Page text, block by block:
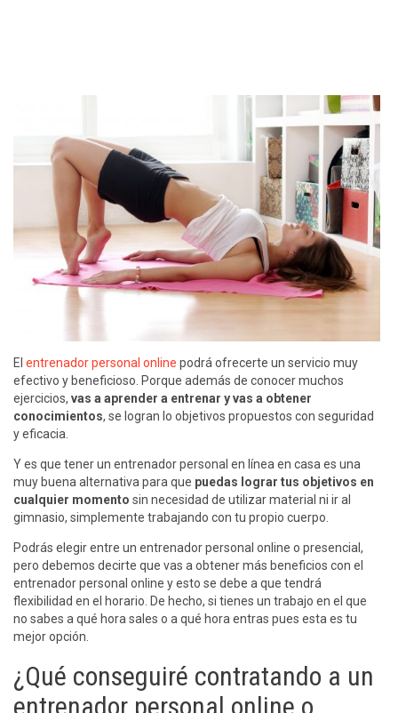
El entrenador personal online podrá ofrecerte un servicio muy
efectivo y beneficioso. Porque además de conocer muchos
ejercicios, vas a aprender a entrenar y vas a obtener
conocimientos, se logran lo objetivos propuestos con seguridad
y eficacia.
Y es que tener un entrenador personal en línea en casa es una
muy buena alternativa para que puedas lograr tus objetivos en
cualquier momento sin necesidad de utilizar material ni ir al
gimnasio, simplemente trabajando con tu propio cuerpo.
Podrás elegir entre un entrenador personal online o presencial,
pero debemos decirte que vas a obtener más beneficios con el
entrenador personal online y esto se debe a que tendrá
flexibilidad en el horario. De hecho, si tienes un trabajo en el que
no sabes a qué hora sales o a qué hora entras pues esta es tu
mejor opción.
¿Qué conseguiré contratando a un
entrenador personal online o